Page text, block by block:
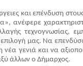
και επένδυση
ανέφερε
μας. Να
γενιά και να
άλλων ο Δήμαρχος.